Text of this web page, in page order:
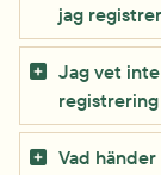
jag
Jag vet
Vad